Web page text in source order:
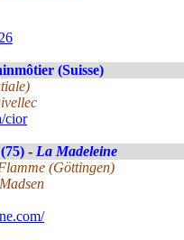
(Suisse)
cior
- La Madeleine
(Göttingen)